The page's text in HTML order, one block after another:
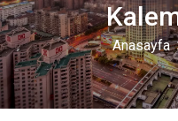
Anasayfa